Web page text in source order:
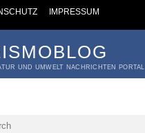
IMPRESSUM
UND UMWELT NACHRICHTEN PORTAL